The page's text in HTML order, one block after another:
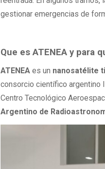
gestionar emergencias de
Que es ATENEA y para
ATENEAes un nanosatélite
consorcio científico argentino
Centro Tecnológico
Argentino de